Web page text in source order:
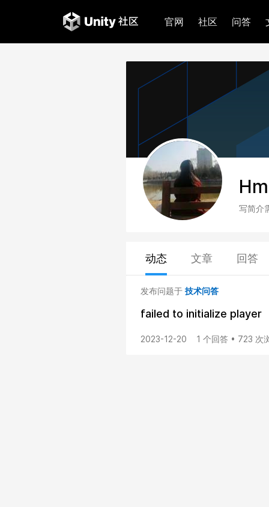
官网 社区 问答
写简介
动态 文章 回答
发布问题于 技术问答
failed to initialize player
2023-12-20 1 个回答 • 723 次